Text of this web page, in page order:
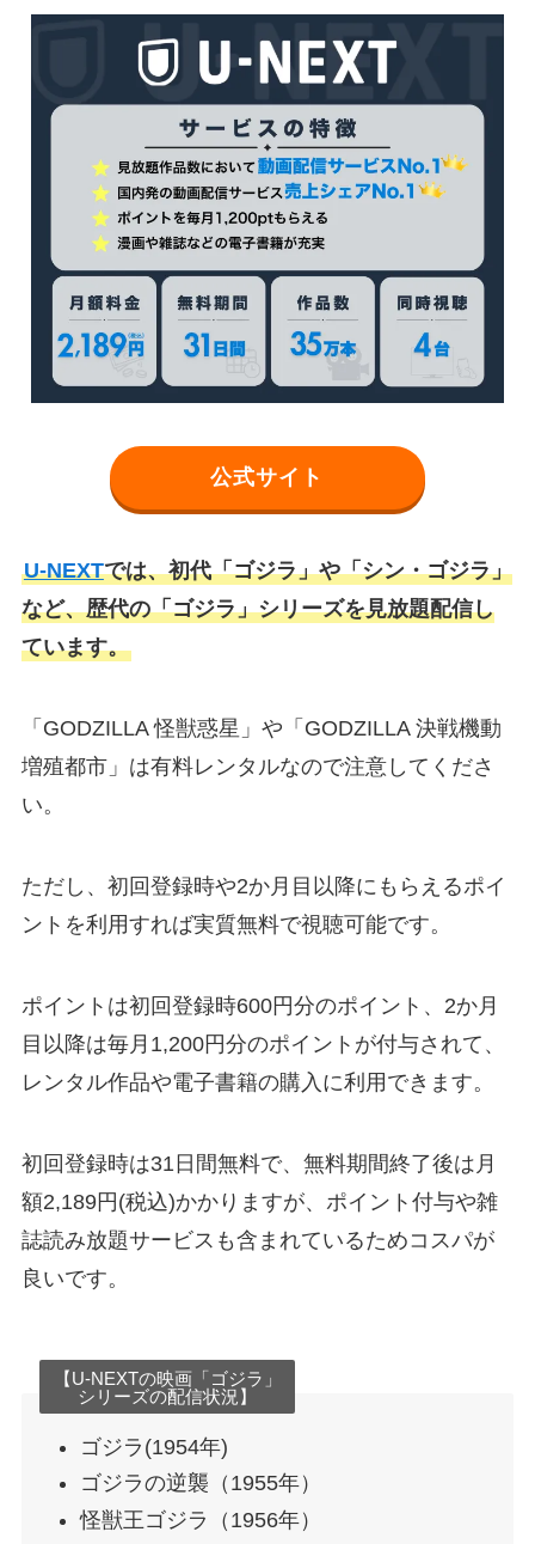
公式サイト
U-NEXTでは、初代「ゴジラ」や「シン・ゴジラ」
など、歴代の「ゴジラ」シリーズを見放題配信し
ています。
「GODZILLA 怪獣惑星」や「GODZILLA 決戦機動
増殖都市」は有料レンタルなので注意してくださ
い。
ただし、初回登録時や2か月目以降にもらえるポイ
ントを利用すれば実質無料で視聴可能です。
ポイントは初回登録時600円分のポイント、2か月
目以降は毎月1,200円分のポイントが付与されて、
レンタル作品や電子書籍の購入に利用できます。
初回登録時は31日間無料で、無料期間終了後は月
額2,189円(税込)かかりますが、ポイント付与や雑
誌読み放題サービスも含まれているためコスパが
良いです。
【U-NEXTの映画「ゴジラ」
シリーズの配信状況】
ゴジラ(1954年)
ゴジラの逆襲（1955年）
怪獣王ゴジラ（1956年）